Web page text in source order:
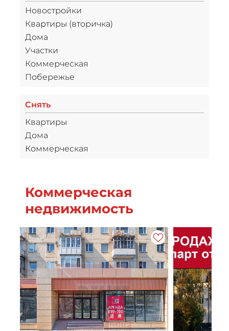
Новостройки
Квартиры (вторичка)
Дома
Участки
Коммерческая
Побережье
Снять
Квартиры
Дома
Коммерческая
Коммерческая
недвижимость